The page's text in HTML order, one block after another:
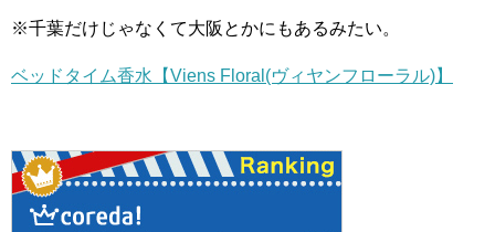
※千葉だけじゃなくて大阪とかにもあるみたい。
ベッドタイム香水【Viens Floral(ヴィヤンフローラル)】